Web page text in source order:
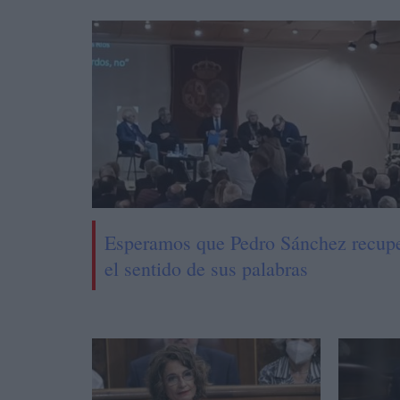
Esperamos que Pedro Sánchez
el sentido de sus palabras